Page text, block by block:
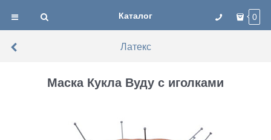
Каталог 0
Латекс
Маска Кукла Вуду с иголками